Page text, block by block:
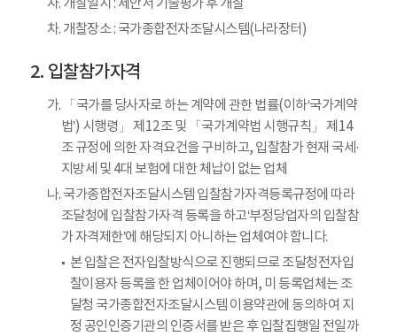
자. 개찰일시 : 제안서 기술평가 후 개찰
차. 개찰장소 : 국가종합전자조달시스템(나라장터)
입찰참가자격
가. 「국가를 당사자로 하는 계약에 관한 법률(이하‘국가계약
법’) 시행령」 제12조 및 「국가계약법 시행규칙」 제14
조 규정에 의한 자격요건을 구비하고, 입찰참가 현재 국세·
지방세 및 4대 보험에 대한 체납이 없는 업체
나. 국가종합전자조달시스템 입찰참가자격등록규정에 따라
조달청에 입찰참가자격 등록을 하고‘부정당업자의 입찰참
가 자격제한’에 해당되지 아니하는 업체여야 합니다.
본 입찰은 전자입찰방식으로 진행되므로 조달청전자입
찰이용자 등록을 한 업체이어야 하며, 미 등록업체는 조
달청 국가종합전자조달시스템 이용약관에 동의하여 지
정 공인인증기관의 인증서를 받은 후 입찰집행일 전일까